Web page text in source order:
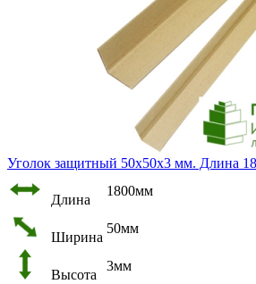
Уголок защитный 50х50х3 мм. Длина
Длина
1800мм
Ширина
50мм
Высота
3мм